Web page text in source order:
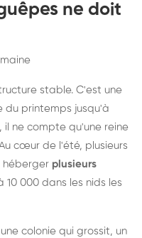
ne doit
stable. C'est une
du printemps jusqu'à
il ne compte qu'une reine
cœur de l'été, plusieurs
héberger plusieurs
10 000 dans les nids les
colonie qui grossit, un